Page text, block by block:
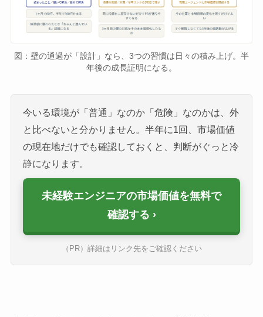
図：壁の通過が「設計」なら、3つの習慣は日々の積み上げ。半
年後の成長証明になる。
今いる環境が「普通」なのか「危険」なのかは、外
と比べないと分かりません。半年に1回、市場価値
の現在地だけでも確認しておくと、判断がぐっと冷
静になります。
未経験エンジニアの市場価値を無料で
確認する
（PR）詳細はリンク先をご確認ください